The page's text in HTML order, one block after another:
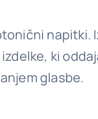
napitki.
ki
glasbe.